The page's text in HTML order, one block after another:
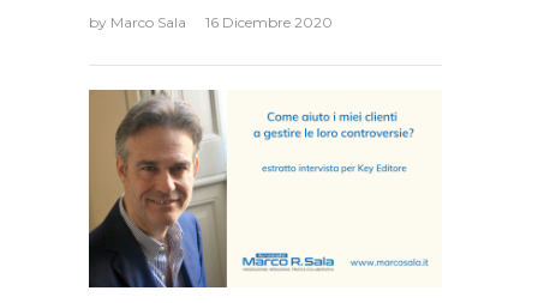
by Marco Sala 16 Dicembre 2020